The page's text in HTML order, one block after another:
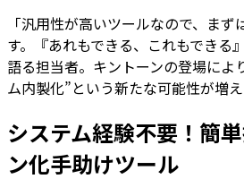
「汎用性が高いツールなので、ま
す。『あれもできる、これもできる
語る担当者。キントーンの登場によ
ム内製化”という新たな可能性が増え
システム経験不要！簡
ン化手助けツール